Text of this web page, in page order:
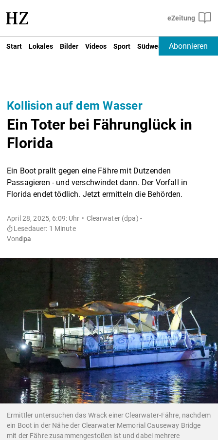
Start Lokales Bilder Videos Sport Südwest Deutschland
Abonnieren
Kollision auf dem Wasser
Ein Toter bei Fährunglück in
Florida
Ein Boot prallt gegen eine Fähre mit Dutzenden
Passagieren - und verschwindet dann. Der Vorfall in
Florida endet tödlich. Jetzt ermitteln die Behörden.
April 28, 2025, 6:09: Uhr
Clearwater (dpa) -
Lesedauer: 1 Minute
Vondpa
Ermittler untersuchen das Wrack einer Clearwater-Fähre, nachdem
ein Boot in der Nähe der Clearwater Memorial Causeway Bridge
mit der Fähre zusammengestoßen ist und dabei mehrere